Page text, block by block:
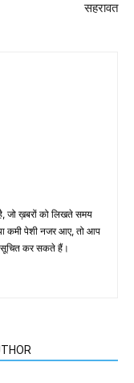
सहरावत
जो ख़बरों को लिखते समय
कमी पेशी नजर आए, तो आप
कर सकते हैं।